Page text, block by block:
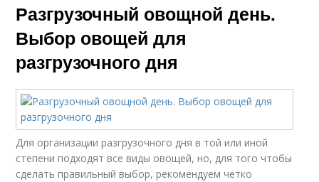
Разгрузочный овощной день.
Выбор овощей для
разгрузочного дня
Для организации разгрузочного дня в той или иной
степени подходят все виды овощей, но, для того чтобы
сделать правильный выбор, рекомендуем четко